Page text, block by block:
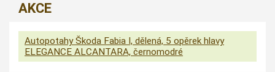
AKCE
Autopotahy Škoda Fabia I, dělená, 5 opěrek hlavy
ELEGANCE ALCANTARA, černomodré